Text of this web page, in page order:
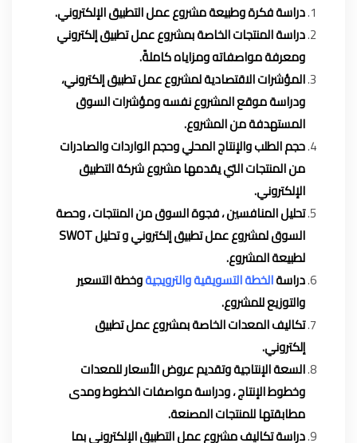
دراسة فكرة وطبيعة مشروع عمل التطبيق الإلكتروني.
دراسة المنتجات الخاصة بمشروع عمل تطبيق إلكتروني
ومعرفة مواصفاته ومزاياه كاملةً.
المؤشرات الاقتصادية لمشروع عمل تطبيق إلكتروني،
ودراسة موقع المشروع نفسه ومؤشرات السوق
المستهدفة من المشروع.
حجم الطلب والإنتاج المحلي وحجم الواردات والصادرات
من المنتجات التي يقدمها مشروع شركة التطبيق
الإلكتروني.
تحليل المنافسين ، فجوة السوق من المنتجات ، وحصة
السوق لمشروع عمل تطبيق إلكتروني و تحليل SWOT
لطبيعة المشروع.
دراسةالخطة التسويقية والترويجيةوخطة التسعير
والتوزيع للمشروع.
تكاليف المعدات الخاصة بمشروع عمل تطبيق
إلكتروني.
السعة الإنتاجية وتقديم عروض الأسعار للمعدات
وخطوط الإنتاج ، ودراسة مواصفات الخطوط ومدى
مطابقتها للمنتجات المصنعة.
دراسة تكاليف مشروع عمل التطبيق الإلكتروني بما